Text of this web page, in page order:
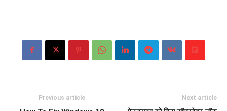
Previous article Next article